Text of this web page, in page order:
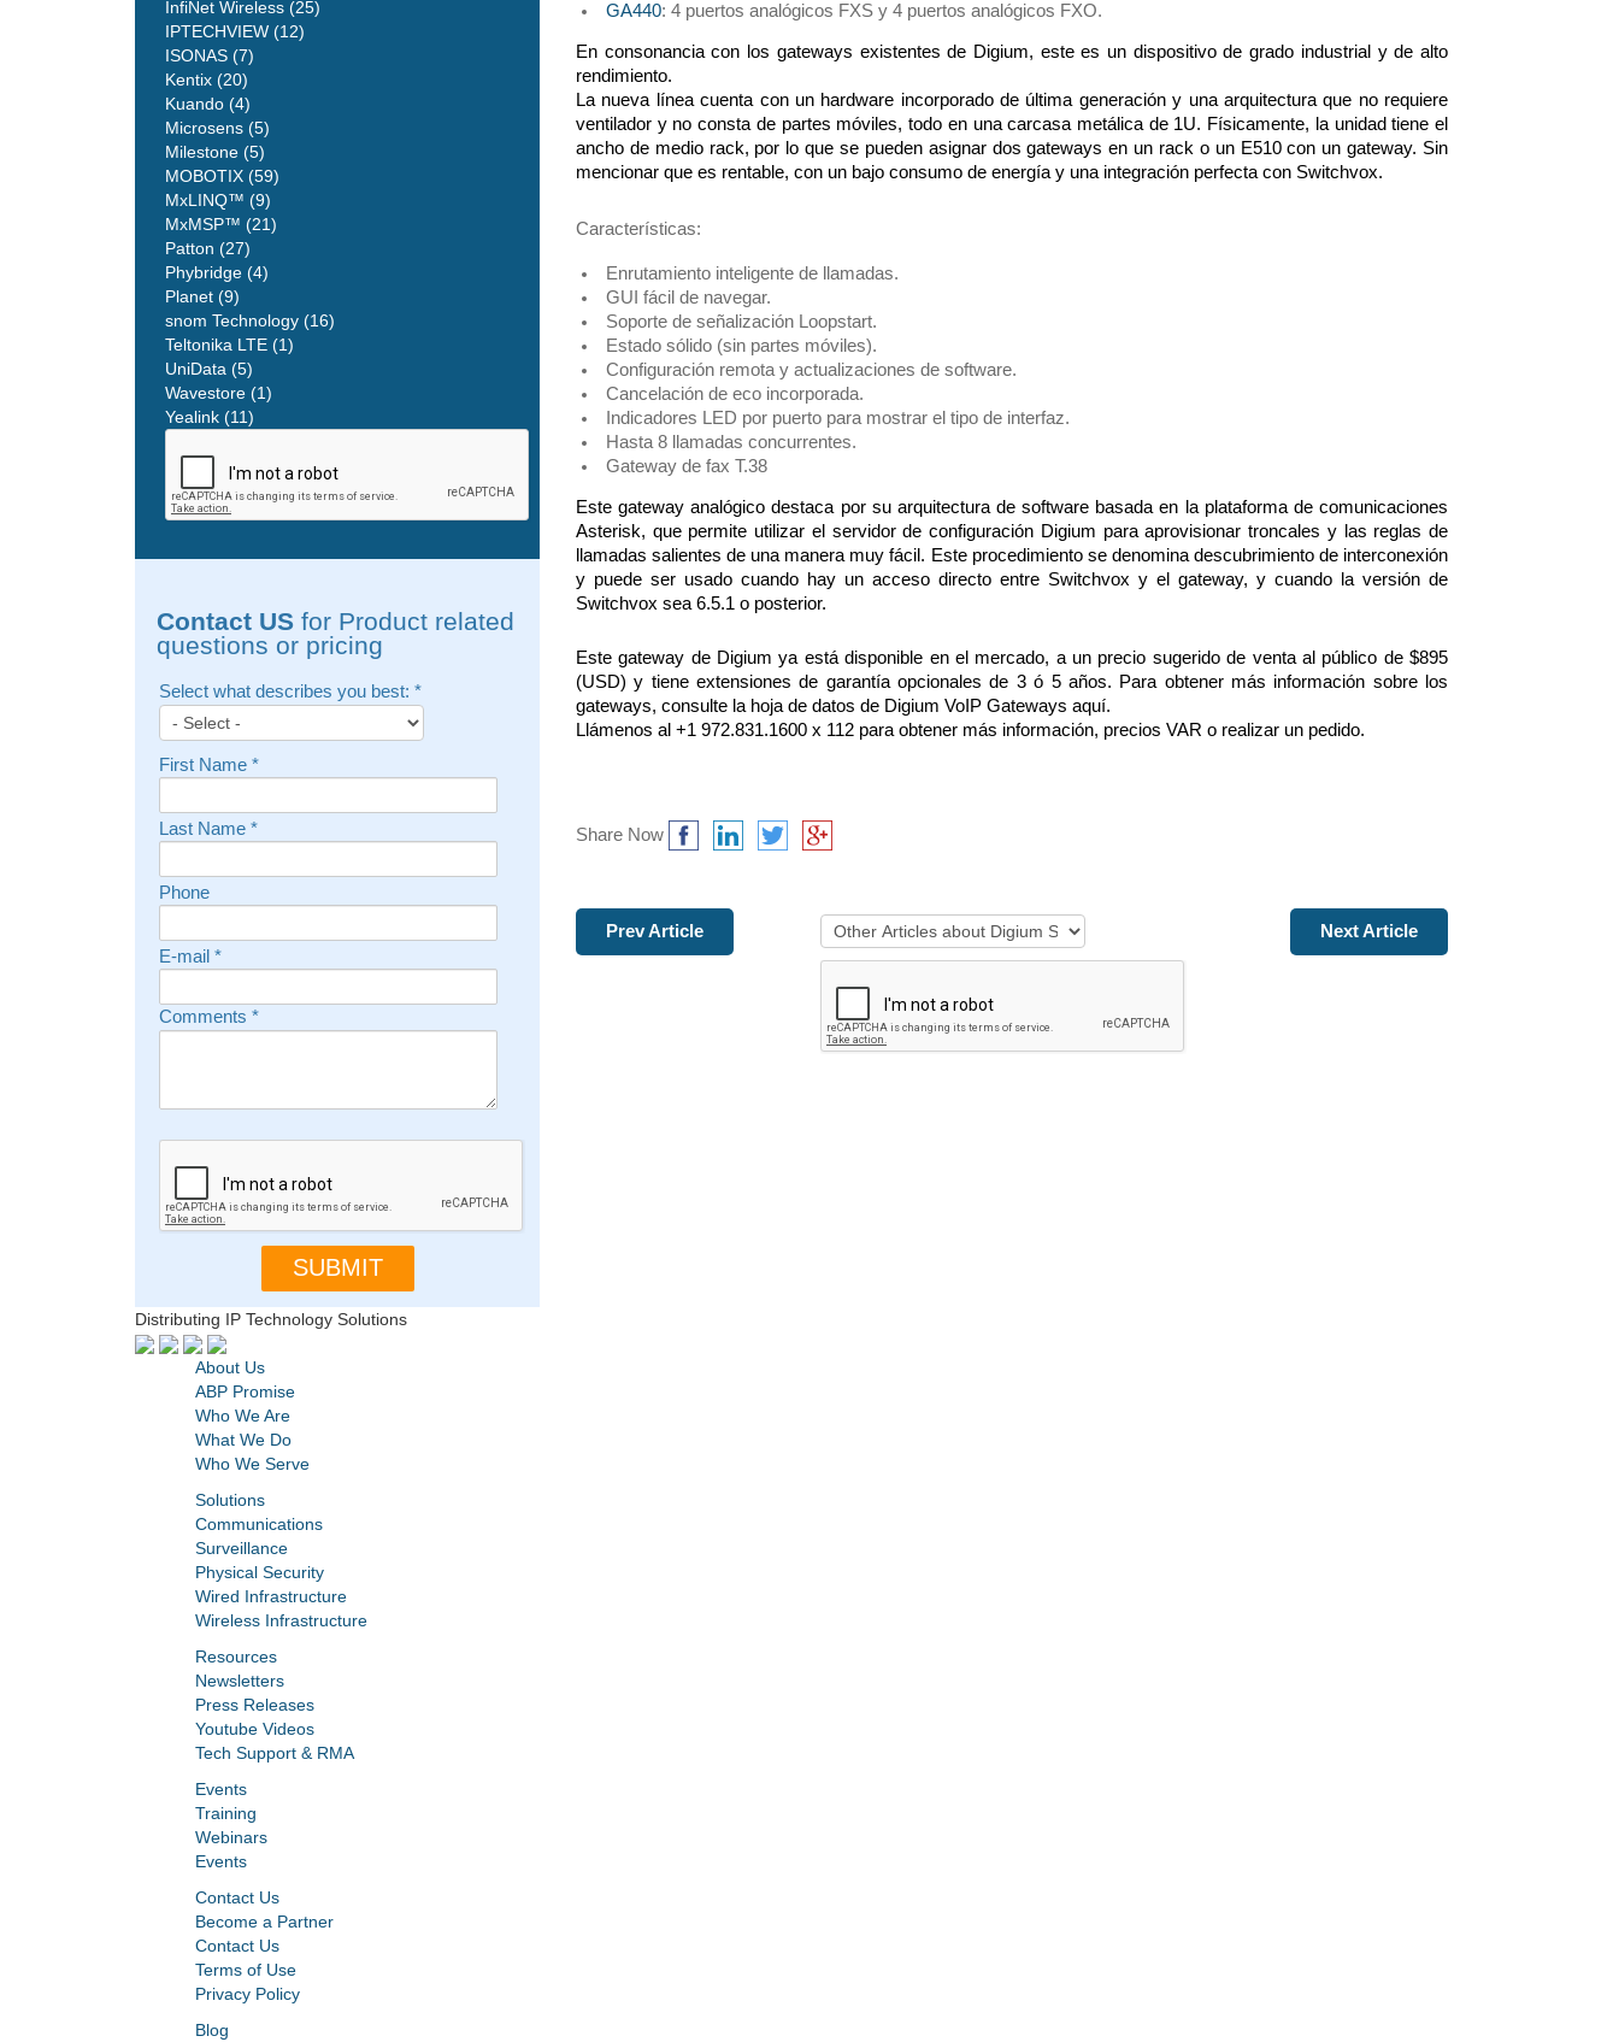
GA440: 4 puertos analógicos FXS y 4 puertos analógicos FXO.
En consonancia con los gateways existentes de Digium, este es un dispositivo de grado industrial y de alto
rendimiento.
La nueva línea cuenta con un hardware incorporado de última generación y una arquitectura que no requiere
ventilador y no consta de partes móviles, todo en una carcasa metálica de 1U. Físicamente, la unidad tiene el
ancho de medio rack, por lo que se pueden asignar dos gateways en un rack o un E510 con un gateway. Sin
mencionar que es rentable, con un bajo consumo de energía y una integración perfecta con Switchvox.
Características:
Enrutamiento inteligente de llamadas.
GUI fácil de navegar.
Soporte de señalización Loopstart.
Estado sólido (sin partes móviles).
Configuración remota y actualizaciones de software.
Cancelación de eco incorporada.
Indicadores LED por puerto para mostrar el tipo de interfaz.
Hasta 8 llamadas concurrentes.
Gateway de fax T.38
Este gateway analógico destaca por su arquitectura de software basada en la plataforma de comunicaciones
Asterisk, que permite utilizar el servidor de configuración Digium para aprovisionar troncales y las reglas de
llamadas salientes de una manera muy fácil. Este procedimiento se denomina descubrimiento de interconexión
y puede ser usado cuando hay un acceso directo entre Switchvox y el gateway, y cuando la versión de
Switchvox sea 6.5.1 o posterior.
Este gateway de Digium ya está disponible en el mercado, a un precio sugerido de venta al público de $895
(USD) y tiene extensiones de garantía opcionales de 3 ó 5 años. Para obtener más información sobre los
gateways, consulte la hoja de datos de Digium VoIP Gateways aquí.
Llámenos al +1 972.831.1600 x 112 para obtener más información, precios VAR o realizar un pedido.
Share Now
Prev Article Next Article
InfiNet Wireless (25)
IPTECHVIEW (12)
ISONAS (7)
Kentix (20)
Kuando (4)
Microsens (5)
Milestone (5)
MOBOTIX (59)
MxLINQ™ (9)
MxMSP™ (21)
Patton (27)
Phybridge (4)
Planet (9)
snom Technology (16)
Teltonika LTE (1)
UniData (5)
Wavestore (1)
Yealink (11)
Contact US for Product related
questions or pricing
Select what describes you best: *
First Name *
Last Name *
Phone
E-mail *
Comments *
Distributing IP Technology Solutions
About Us
ABP Promise
Who We Are
What We Do
Who We Serve
Solutions
Communications
Surveillance
Physical Security
Wired Infrastructure
Wireless Infrastructure
Resources
Newsletters
Press Releases
Youtube Videos
Tech Support & RMA
Events
Training
Webinars
Events
Contact Us
Become a Partner
Contact Us
Terms of Use
Privacy Policy
Blog